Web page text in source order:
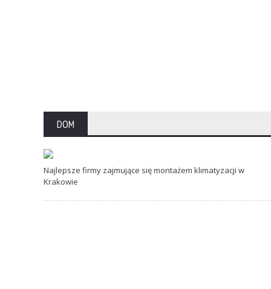
DOMNajlepsze firmy zajmujące się montażem
28 LISTOPADA 2025 0
Najlepsze firmy zajmujące się montażem klimatyzacji w
Krakowie